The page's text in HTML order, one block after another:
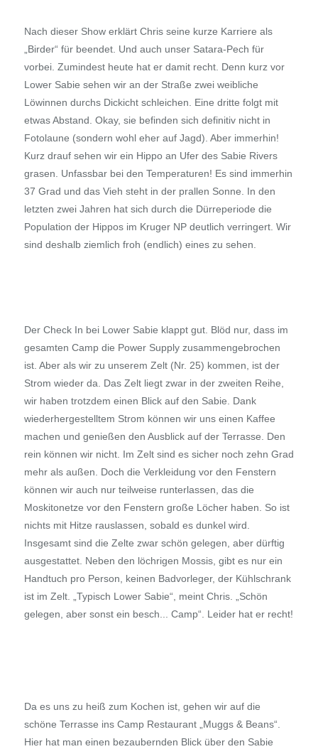
Nach dieser Show erklärt Chris seine kurze Karriere als
„Birder“ für beendet. Und auch unser Satara-Pech für
vorbei. Zumindest heute hat er damit recht. Denn kurz vor
Lower Sabie sehen wir an der Straße zwei weibliche
Löwinnen durchs Dickicht schleichen. Eine dritte folgt mit
etwas Abstand. Okay, sie befinden sich definitiv nicht in
Fotolaune (sondern wohl eher auf Jagd). Aber immerhin!
Kurz drauf sehen wir ein Hippo an Ufer des Sabie Rivers
grasen. Unfassbar bei den Temperaturen! Es sind immerhin
37 Grad und das Vieh steht in der prallen Sonne. In den
letzten zwei Jahren hat sich durch die Dürreperiode die
Population der Hippos im Kruger NP deutlich verringert. Wir
sind deshalb ziemlich froh (endlich) eines zu sehen.
Der Check In bei Lower Sabie klappt gut. Blöd nur, dass im
gesamten Camp die Power Supply zusammengebrochen
ist. Aber als wir zu unserem Zelt (Nr. 25) kommen, ist der
Strom wieder da. Das Zelt liegt zwar in der zweiten Reihe,
wir haben trotzdem einen Blick auf den Sabie. Dank
wiederhergestelltem Strom können wir uns einen Kaffee
machen und genießen den Ausblick auf der Terrasse. Den
rein können wir nicht. Im Zelt sind es sicher noch zehn Grad
mehr als außen. Doch die Verkleidung vor den Fenstern
können wir auch nur teilweise runterlassen, das die
Moskitonetze vor den Fenstern große Löcher haben. So ist
nichts mit Hitze rauslassen, sobald es dunkel wird.
Insgesamt sind die Zelte zwar schön gelegen, aber dürftig
ausgestattet. Neben den löchrigen Mossis, gibt es nur ein
Handtuch pro Person, keinen Badvorleger, der Kühlschrank
ist im Zelt. „Typisch Lower Sabie“, meint Chris. „Schön
gelegen, aber sonst ein besch... Camp“. Leider hat er recht!
Da es uns zu heiß zum Kochen ist, gehen wir auf die
schöne Terrasse ins Camp Restaurant „Muggs & Beans“.
Hier hat man einen bezaubernden Blick über den Sabie